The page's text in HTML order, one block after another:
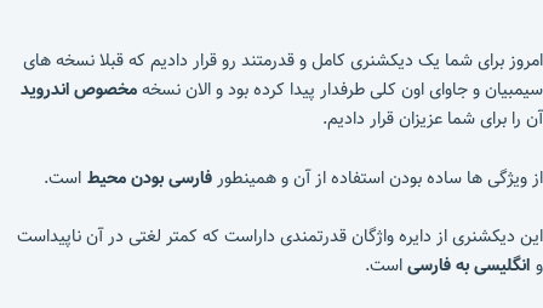
امروز برای شما یک دیکشنری کامل و قدرمتند رو قرار دادیم که قبلا نسخه های
سیمبیان و جاوای اون کلی طرفدار پیدا کرده بود و الان نسخهمخصوص اندروید
آن را برای شما عزیزان قرار دادیم.
از ویژگی ها ساده بودن استفاده از آن و همینطورفارسی بودن محیط است.
این دیکشنری از دایره واژگان قدرتمندی داراست که کمتر لغتی در آن ناپیداست
و انگلیسی به فارسیاست.